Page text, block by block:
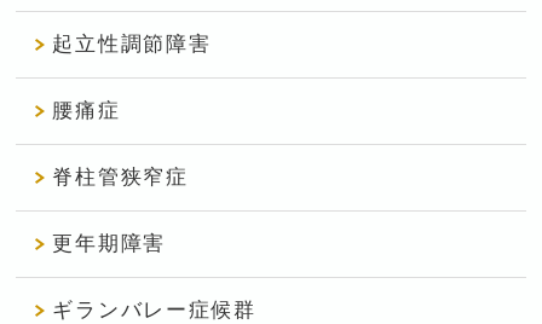
起立性調節障害
腰痛症
脊柱管狭窄症
更年期障害
ギランバレー症候群